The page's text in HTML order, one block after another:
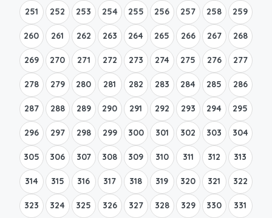
251 252 253 254 255 256 257 258 259
260 261 262 263 264 265 266 267 268
269 270 271 272 273 274 275 276 277
278 279 280 281 282 283 284 285 286
287 288 289 290 291 292 293 294 295
296 297 298 299 300 301 302 303 304
305 306 307 308 309 310 311 312 313
314 315 316 317 318 319 320 321 322
323 324 325 326 327 328 329 330 331